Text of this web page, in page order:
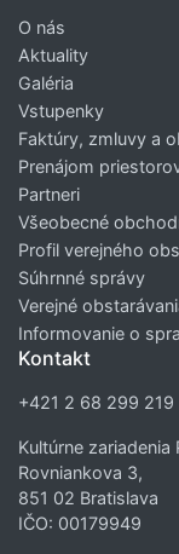
O nás
Aktuality
Galéria
Vstupenky
Faktúry, zmluvy a
Prenájom
Partneri
Všeobecné
Profil verejného
Súhrnné správy
Verejné
Informovanie o
Kontakt
+421 2 68 299 219
Kultúrne zariadenia
Rovniankova 3,
851 02 Bratislava
IČO: 00179949